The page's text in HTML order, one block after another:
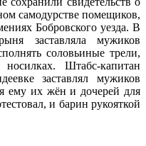
самодурстве помещиков,
Бобровского уезда. В
заставляла мужиков
соловьиные трели,
Штабс-капитан
заставлял мужиков
ему их жён и дочерей для
и барин рукояткой